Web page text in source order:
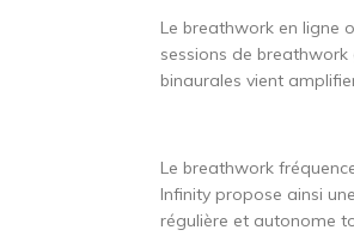
Le breathwork en ligne
sessions de
binaurales vient
Le breathwork
Infinity propose ainsi
régulière et autonome